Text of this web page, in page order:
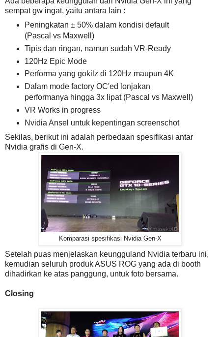
sempat gw ingat, yaitu antara lain :
Peningkatan ± 50% dalam kondisi default
(Pascal vs Maxwell)
Tipis dan ringan, namun sudah VR-Ready
120Hz Epic Mode
Performa yang gokilz di 120Hz maupun 4K
Dalam mode factory OC'ed lonjakan
performanya hingga 3x lipat (Pascal vs Maxwell)
VR Works in progress
Nvidia Ansel untuk kepentingan screenschot
Sekilas, berikut ini adalah perbedaan spesifikasi antar
Nvidia grafis di Gen-X.
Komparasi spesifikasi Nvidia Gen-X
Setelah puas menjelaskan keungguland Nvidia terbaru ini,
kemudian seluruh produk ASUS ROG yang ada di booth
dihadirkan ke atas panggung, untuk foto bersama.
Closing